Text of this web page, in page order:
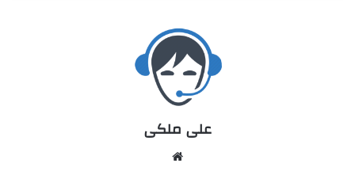
علی ملکی